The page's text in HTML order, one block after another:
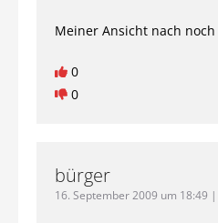
Meiner Ansicht nach
0
0
bürger
16. September 2009 um 18:49 |